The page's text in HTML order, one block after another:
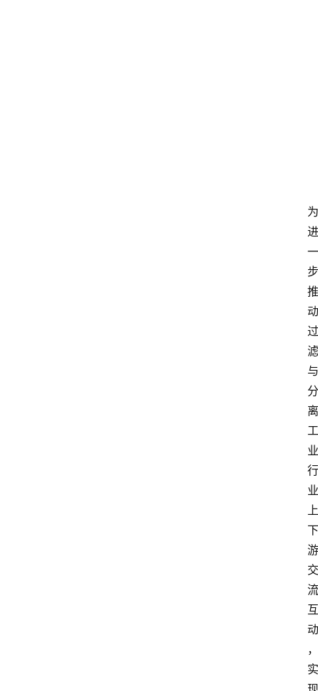
为
进
一
步
推
动
过
滤
与
分
离
工
业
行
业
上
下
游
交
流
互
动
，
实